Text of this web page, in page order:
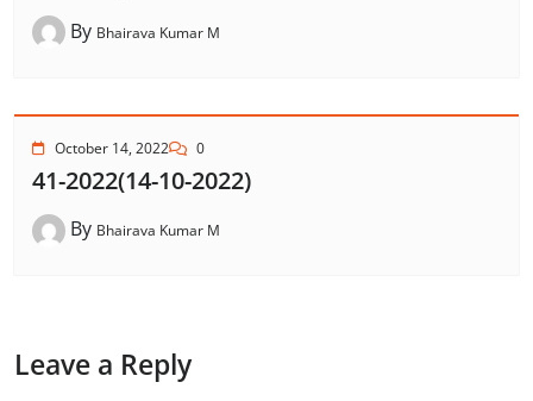
By Bhairava Kumar M
October 14, 2022 0
41-2022(14-10-2022)
By Bhairava Kumar M
Leave a Reply